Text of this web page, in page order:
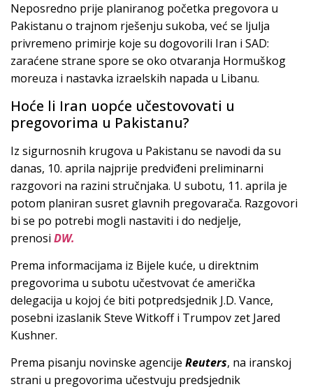
Neposredno prije planiranog početka pregovora u
Pakistanu o trajnom rješenju sukoba, već se ljulja
privremeno primirje koje su dogovorili Iran i SAD:
zaraćene strane spore se oko otvaranja Hormuškog
moreuza i nastavka izraelskih napada u Libanu.
Hoće li Iran uopće učestovovati u
pregovorima u Pakistanu?
Iz sigurnosnih krugova u Pakistanu se navodi da su
danas, 10. aprila najprije predviđeni preliminarni
razgovori na razini stručnjaka. U subotu, 11. aprila je
potom planiran susret glavnih pregovarača. Razgovori
bi se po potrebi mogli nastaviti i do nedjelje,
prenosi DW.
Prema informacijama iz Bijele kuće, u direktnim
pregovorima u subotu učestvovat će američka
delegacija u kojoj će biti potpredsjednik J.D. Vance,
posebni izaslanik Steve Witkoff i Trumpov zet Jared
Kushner.
Prema pisanju novinske agencije Reuters, na iranskoj
strani u pregovorima učestvuju predsjednik